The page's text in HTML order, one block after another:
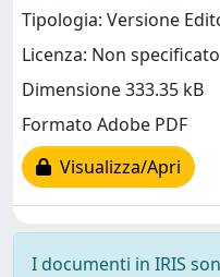
Tipologia: Versione
Licenza: Non specificato
Dimensione 333.35 kB
Formato Adobe PDF
Visualizza/Apri
I documenti in IRIS